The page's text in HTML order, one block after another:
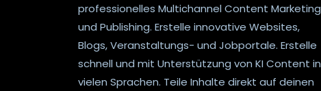
professionelles Multichannel Content Marketing
und Publishing. Erstelle innovative Websites,
Blogs, Veranstaltungs- und Jobportale. Erstelle
schnell und mit Unterstützung von KI Content in
vielen Sprachen. Teile Inhalte direkt auf deinen